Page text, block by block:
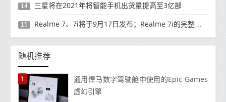
14 三星将在2021年将智能手机出货量提高至3亿部
15 Realme 7、7i将于9月17日发布；Realme 7i的完整规格并导致泄漏
随机推荐
1
通用悍马数字驾驶舱中使用的Epic Games
虚幻引擎